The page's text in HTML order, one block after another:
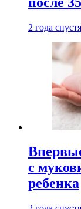
2 года спустя
с
ребенка